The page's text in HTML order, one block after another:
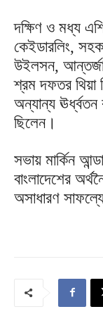
দক্ষিণ ও মধ্য
কেইডারলিং,
উইলসন,
শ্রম দফতর থিয়া
অন্যান্য ঊর্ধ্বতন
ছিলেন।
সভায় মার্কিন
বাংলাদেশের
অসাধারণ